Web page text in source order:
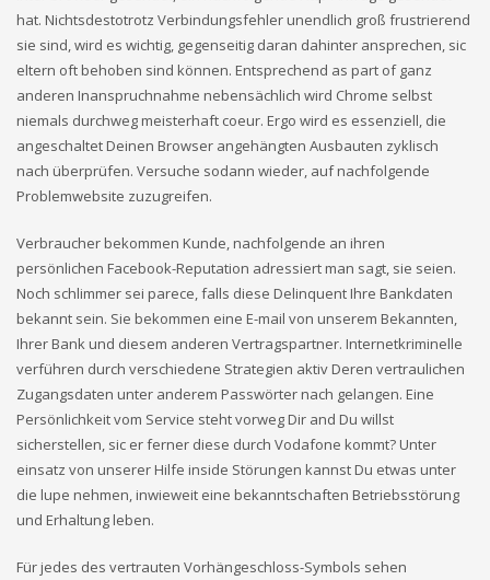
hat. Nichtsdestotrotz Verbindungsfehler unendlich groß frustrierend
sie sind, wird es wichtig, gegenseitig daran dahinter ansprechen, sic
eltern oft behoben sind können. Entsprechend as part of ganz
anderen Inanspruchnahme nebensächlich wird Chrome selbst
niemals durchweg meisterhaft coeur. Ergo wird es essenziell, die
angeschaltet Deinen Browser angehängten Ausbauten zyklisch
nach überprüfen. Versuche sodann wieder, auf nachfolgende
Problemwebsite zuzugreifen.
Verbraucher bekommen Kunde, nachfolgende an ihren
persönlichen Facebook-Reputation adressiert man sagt, sie seien.
Noch schlimmer sei parece, falls diese Delinquent Ihre Bankdaten
bekannt sein. Sie bekommen eine E-mail von unserem Bekannten,
Ihrer Bank und diesem anderen Vertragspartner. Internetkriminelle
verführen durch verschiedene Strategien aktiv Deren vertraulichen
Zugangsdaten unter anderem Passwörter nach gelangen. Eine
Persönlichkeit vom Service steht vorweg Dir and Du willst
sicherstellen, sic er ferner diese durch Vodafone kommt? Unter
einsatz von unserer Hilfe inside Störungen kannst Du etwas unter
die lupe nehmen, inwieweit eine bekanntschaften Betriebsstörung
und Erhaltung leben.
Für jedes des vertrauten Vorhängeschloss-Symbols sehen